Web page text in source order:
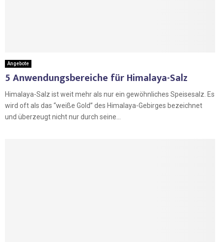
Angebote
5 Anwendungsbereiche für Himalaya-Salz
Himalaya-Salz ist weit mehr als nur ein gewöhnliches Speisesalz. Es
wird oft als das “weiße Gold” des Himalaya-Gebirges bezeichnet
und überzeugt nicht nur durch seine...